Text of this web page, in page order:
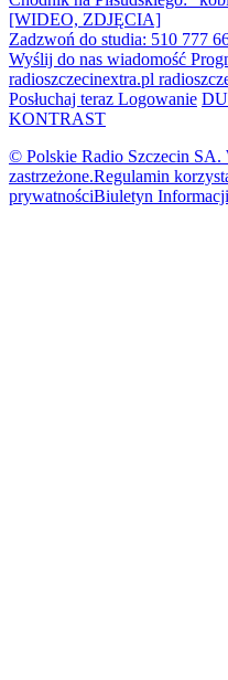
[WIDEO, ZDJĘCIA]
Zadzwoń do studia: 510 777
Wyślij do nas wiadomość
radioszczecinextra.pl
Posłuchaj teraz Logowanie
KONTRAST
© Polskie Radio Szczecin SA.
zastrzeżone.Regulamin
prywatnościBiuletyn